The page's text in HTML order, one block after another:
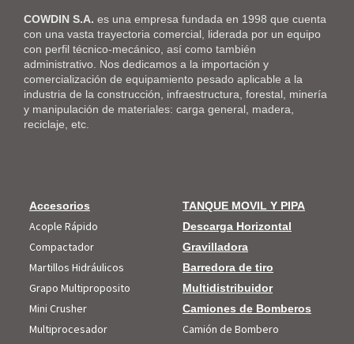
COWDIN S.A. es una empresa fundada en 1998 que cuenta
con una vasta trayectoria comercial, liderada por un equipo
con perfil técnico-mecánico, así como también
administrativo. Nos dedicamos a la importación y
comercialización de equipamiento pesado aplicable a la
industria de la construcción, infraestructura, forestal, minería
y manipulación de materiales: carga general, madera,
reciclaje, etc.
Accesorios
Acople Rápido
Compactador
Martillos Hidráulicos
Grapo Multiproposito
Mini Crusher
Multiprocesador
TANQUE MOVIL Y PIPA
Descarga Horizontal
Gravilladora
Barredora de tiro
Multidistribuidor
Camiones de Bomberos
Camión de Bombero